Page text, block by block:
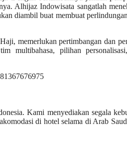
Alhijaz Indowisata sangatlah
diambil buat membuat
memerlukan pertimbangan dan
multibahasa, pilihan
Kami menyediakan segala
di hotel selama di Arab